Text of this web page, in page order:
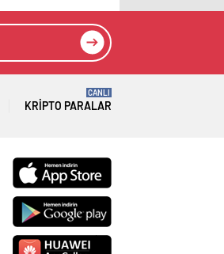
deneyimi sunacak
KRIPTO PARALAR
CANLI